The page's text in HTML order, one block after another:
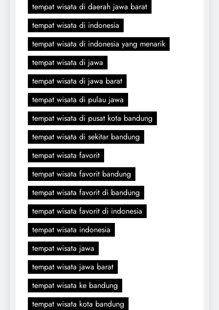
tempat wisata di daerah jawa barat
tempat wisata di indonesia
tempat wisata di indonesia yang menarik
tempat wisata di jawa
tempat wisata di jawa barat
tempat wisata di pulau jawa
tempat wisata di pusat kota bandung
tempat wisata di sekitar bandung
tempat wisata favorit
tempat wisata favorit bandung
tempat wisata favorit di bandung
tempat wisata favorit di indonesia
tempat wisata indonesia
tempat wisata jawa
tempat wisata jawa barat
tempat wisata ke bandung
tempat wisata kota bandung